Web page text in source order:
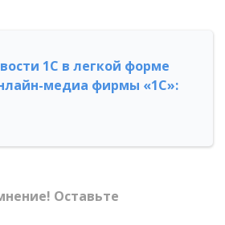
1С в легкой форме
медиа фирмы «1С»:
Оставьте